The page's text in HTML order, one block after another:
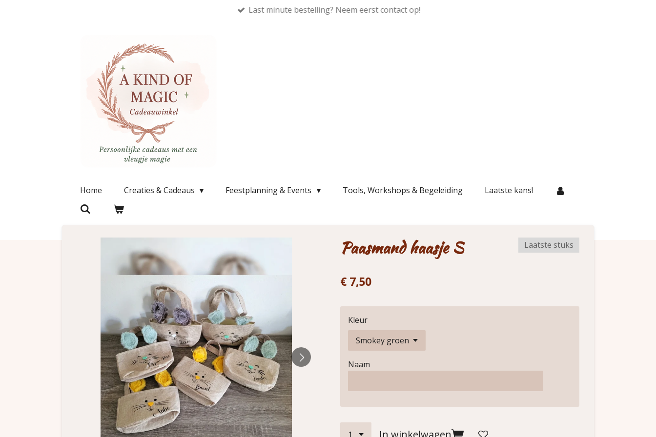
Last minute bestelling? Neem eerst contact op!
Home Creaties & Cadeaus Feestplanning & Events Tools, Workshops & Begeleiding Laatste kans!
Paasmand haasje S Laatste stuks
€ 7,50
Kleur
Naam
In winkelwagen